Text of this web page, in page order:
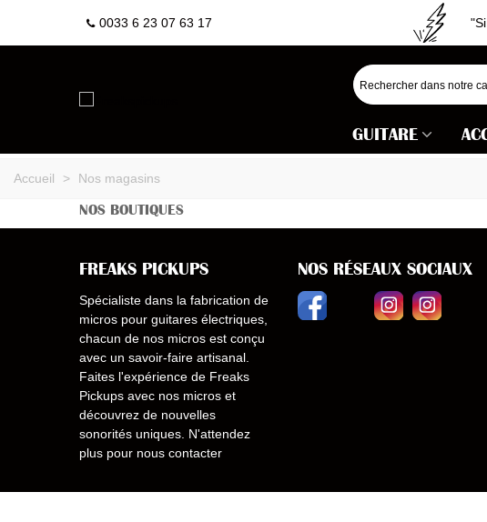
0033 6 23 07 63 17
GUITARE
Accueil > Nos magasins
NOS BOUTIQUES
FREAKS PICKUPS
Spécialiste dans la fabrication de
micros pour guitares électriques,
chacun de nos micros est conçu
avec un savoir-faire artisanal.
Faites l'expérience de Freaks
Pickups avec nos micros et
découvrez de nouvelles
sonorités uniques. N'attendez
plus pour nous contacter
NOS RÉSEAUX SOCIAUX